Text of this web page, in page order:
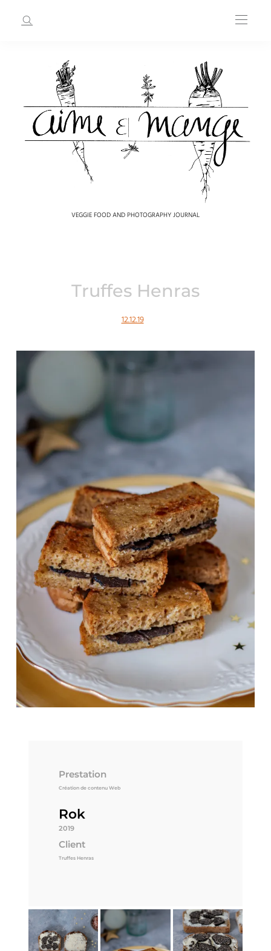
VEGGIE FOOD AND PHOTOGRAPHY JOURNAL
Truffes Henras
12.12.19
Prestation
Création de contenu Web
Rok
2019
Client
Truffes Henras